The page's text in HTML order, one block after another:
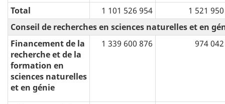
Total 1 101 526 954
1 521 950
Conseil de recherches en sciences naturelles et en
Financement de la
recherche et de la
formation en
sciences naturelles
et en génie
1 339 600 876 974 042